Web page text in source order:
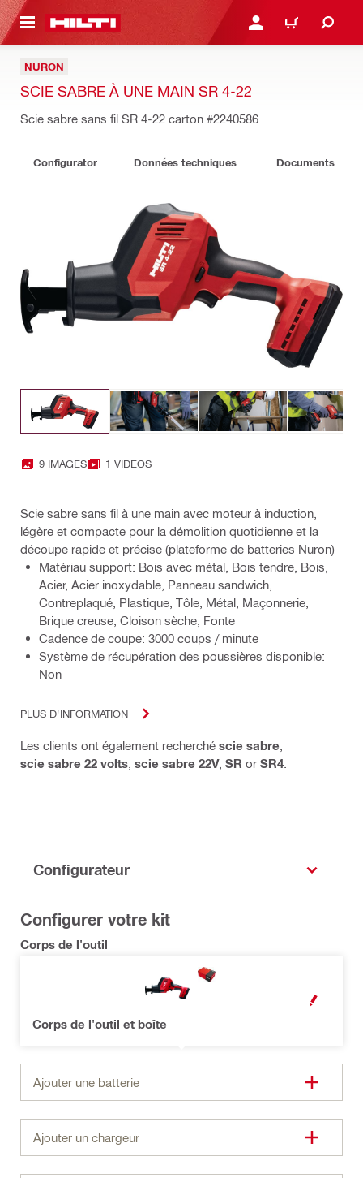
SE CONNECTER OU
PANIER
NURON
SCIE SABRE À UNE MAIN SR 4-22
Scie sabre sans fil SR 4-22 carton #2240586
Configurator Données techniques Documents
9 IMAGES 1 VIDEOS
Scie sabre sans fil à une main avec moteur à induction,
légère et compacte pour la démolition quotidienne et la
découpe rapide et précise (plateforme de batteries Nuron)
Matériau support: Bois avec métal, Bois tendre, Bois,
Acier, Acier inoxydable, Panneau sandwich,
Contreplaqué, Plastique, Tôle, Métal, Maçonnerie,
Brique creuse, Cloison sèche, Fonte
Cadence de coupe: 3000 coups / minute
Système de récupération des poussières disponible:
Non
PLUS D'INFORMATION
Les clients ont également recherché scie sabre
scie sabre 22 volts scie sabre 22V, SR or SR4.
Configurateur
Configurer votre kit
Corps de l'outil
Corps de l'outil et boîte
OPEN MODAL
Ajouter une batterie
Ajouter un chargeur